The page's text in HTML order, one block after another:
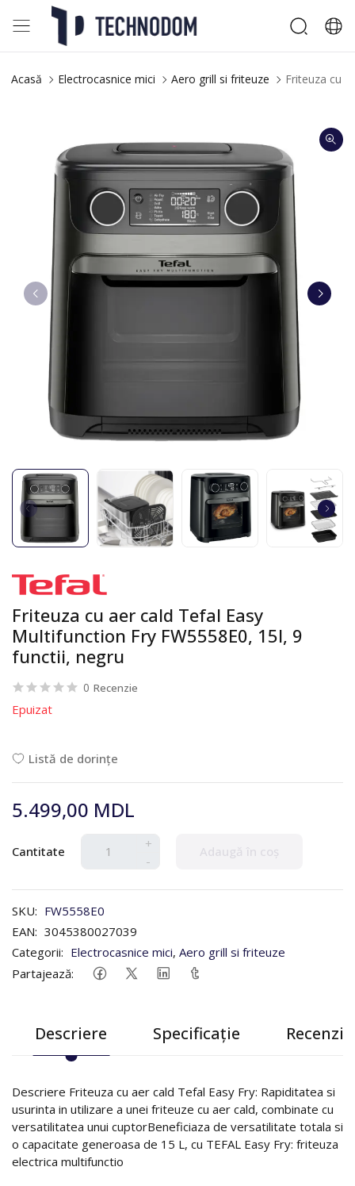
Acasă Electrocasnice mici Aero grill si friteuze Friteuza cu
Friteuza cu aer cald Tefal Easy
Multifunction Fry FW5558E0, 15l, 9
functii, negru
0 Recenzie
Epuizat
Listă de dorințe
5.499,00 MDL
Cantitate
+
-
Adaugă în coș
SKU: FW5558E0
EAN: 3045380027039
Categorii: Electrocasnice mici, Aero grill si friteuze
Partajează:
Descriere Specificație Recenzii
Descriere Friteuza cu aer cald Tefal Easy Fry: Rapiditatea si
usurinta in utilizare a unei friteuze cu aer cald, combinate cu
versatilitatea unui cuptorBeneficiaza de versatilitate totala si
o capacitate generoasa de 15 L, cu TEFAL Easy Fry: friteuza
electrica multifunctio